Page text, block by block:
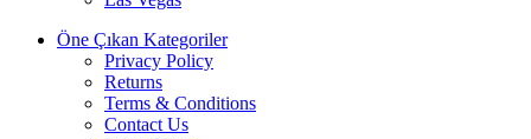
Öne Çıkan Kategoriler
Privacy Policy
Returns
Terms & Conditions
Contact Us